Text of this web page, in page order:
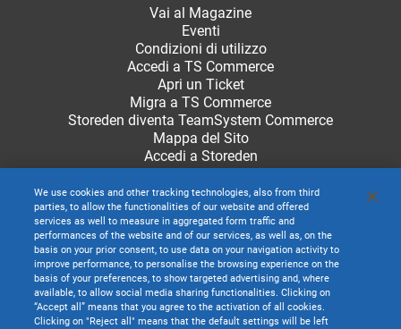
Vai al Magazine
Eventi
Condizioni di utilizzo
Accedi a TS Commerce
Apri un Ticket
Migra a TS Commerce
Storeden diventa TeamSystem Commerce
Mappa del Sito
Accedi a Storeden
We use cookies and other tracking technologies, also from third
parties, to allow the functionalities of our website and offered
services as well to measure in aggregated form traffic and
performances of the website and of our services, as well as, on the
basis on your prior consent, to use data on your navigation activity to
improve performance, to personalise the browsing experience on the
basis of your preferences, to show targeted advertising and, where
available, to allow social media sharing functionalities. Clicking on
“Accept all” means that you agree to the activation of all cookies.
Clicking on "Reject all" means that the default settings will be left